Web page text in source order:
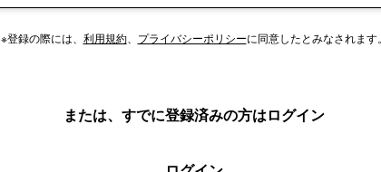
※登録の際には、 利用規約、 プライバシーポリシーに同意したとみなされます。
または、すでに登録済みの方はログイン